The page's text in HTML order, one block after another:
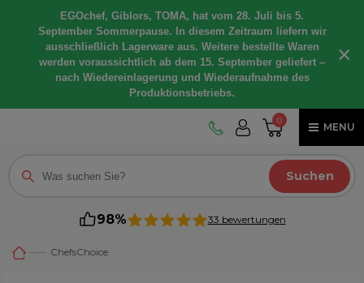
EGOchef, Giblors, TOMA, hat vom 28. Juli bis 5.
September Sommerpause. In diesem Zeitraum liefern wir
ausschließlich Lagerware aus. Weitere bestellte Waren
werden voraussichtlich ab dem 15. September geliefert –
nach Wiedereinlagerung und Wiederaufnahme des
Produktionsbetriebs.
×
0
MENU
Suchen
98% 33 bewertungen
ChefsChoice